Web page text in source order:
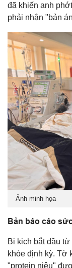
đã khiến anh
phải nhận "bản
Ảnh minh họa
Bản báo cáo
Bi kịch bắt đầu
khỏe định kỳ. Tờ
"protein niệu"